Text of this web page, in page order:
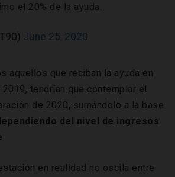
el 20% de la ayuda.
June 25, 2020
aquellos que reciban la ayuda en
tendrían que contemplar el
de 2020, sumándolo a la base
del nivel de ingresos
.
en realidad no oscila entre